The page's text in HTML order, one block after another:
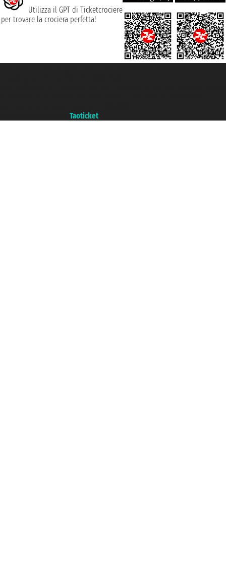
Utilizza il GPT di Ticketcrociere
per trovare la crociera perfetta!
Taoticket